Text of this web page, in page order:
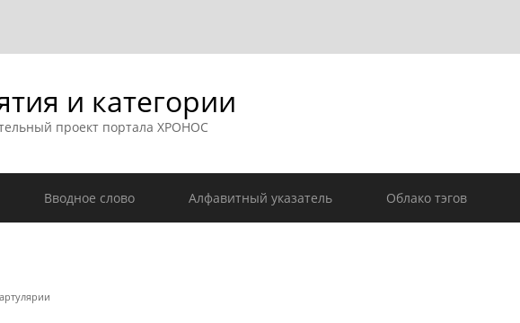
и категории
проект портала ХРОНОС
Вводное слово Алфавитный указатель Облако тэгов